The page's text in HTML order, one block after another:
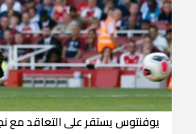
يوفنتوس يستقر على التعاقد مع